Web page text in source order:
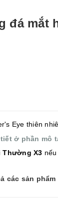
đá mắt
Eye thiên
ở phần mô
Thường X3
các sản